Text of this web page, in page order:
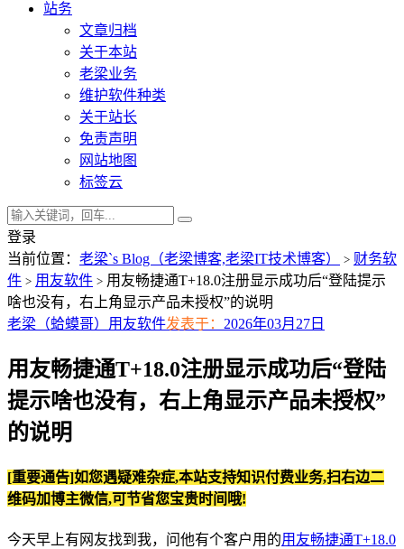
站务
文章归档
关于本站
老梁业务
维护软件种类
关于站长
免责声明
网站地图
标签云
登录
当前位置： 老梁`s Blog（老梁博客,老梁IT技术博客） > 财务软
件 > 用友软件 > 用友畅捷通T+18.0注册显示成功后“登陆提示
啥也没有，右上角显示产品未授权”的说明
老梁（蛤蟆哥） 用友软件发表于： 2026年03月27日
用友畅捷通T+18.0注册显示成功后“登陆
提示啥也没有，右上角显示产品未授权”
的说明
[重要通告]如您遇疑难杂症,本站支持知识付费业务,扫右边二
维码加博主微信,可节省您宝贵时间哦!
今天早上有网友找到我，问他有个客户用的用友畅捷通T+18.0